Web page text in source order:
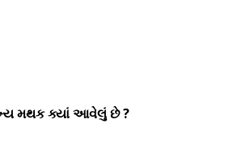
મથક ક્યાં આવેલું છે ?